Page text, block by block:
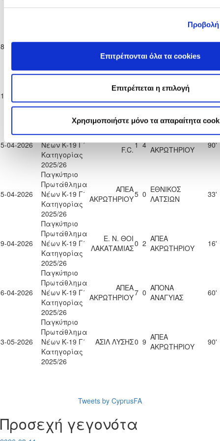
Προβολή
Επιτρέπονται όλα τα cookies
Επιτρέπεται η επιλογή
Χρησιμοποιήστε μόνο τα απαραίτητα
Κατηγορίας
02-2026
ΑΠΕΑ
ΑΚΡΩΤΗΡΙΟΥ
F.C. ΛΕΙΒΑΔΙΑ
2022
02-2026
Παγκύπριο
Κατηγορίας
Π.Ο.
ΑΧΥΡΩΝΑΣ
ΟΝΗΣΙΛΟΣ
ΑΠΕΑ
ΑΚΡΩΤΗΡΙΟΥ
04-2026
Παγκύπριο
Πρωτάθλημα
Νέων Κ-19 Γ΄
Κατηγορίας
2025/26
F.C.1 4 ΑΚΡΩΤΗΡΙΟΥ
90'
04-2026
Παγκύπριο
Πρωτάθλημα
Νέων Κ-19 Γ΄
Κατηγορίας
2025/26
ΑΠΕΑ
ΑΚΡΩΤΗΡΙΟΥ5 0 ΕΘΝΙΚΟΣ
ΛΑΤΣΙΩΝ
33'
04-2026
Παγκύπριο
Πρωτάθλημα
Νέων Κ-19 Γ΄
Κατηγορίας
2025/26
Ε. Ν. ΘΟΙ
ΛΑΚΑΤΑΜΙΑΣ0 2 ΑΠΕΑ
ΑΚΡΩΤΗΡΙΟΥ
16'
04-2026
Παγκύπριο
Πρωτάθλημα
Νέων Κ-19 Γ΄
Κατηγορίας
2025/26
ΑΠΕΑ
ΑΚΡΩΤΗΡΙΟΥ7 0 ΑΠΟΝΑ
ΑΝΑΓΥΙΑΣ
60'
05-2026
Παγκύπριο
Πρωτάθλημα
Νέων Κ-19 Γ΄
Κατηγορίας
2025/26
ΑΣΙΛ ΛΥΣΗΣ0 9 ΑΠΕΑ
ΑΚΡΩΤΗΡΙΟΥ
90'
Tweets by CyprusFA
Προσεχή γεγονότα